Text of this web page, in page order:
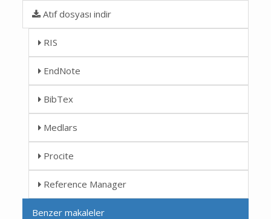
Atıf dosyası indir
RIS
EndNote
BibTex
Medlars
Procite
Reference Manager
Benzer makaleler